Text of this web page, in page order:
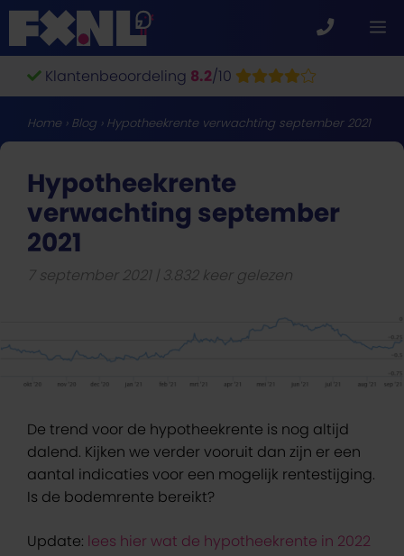
Ga
naar
de
inhoudKlantenbeoordeling 8.2/10
Home› Blog › Hypotheekrente verwachting september 2021
Hypotheekrente
verwachting september
2021
7 september 2021 3.832 keer gelezen
De trend voor de hypotheekrente is nog altijd
dalend. Kijken we verder vooruit dan zijn er een
aantal indicaties voor een mogelijk rentestijging.
Is de bodemrente bereikt?
Update: lees hier wat de hypotheekrente in 2022